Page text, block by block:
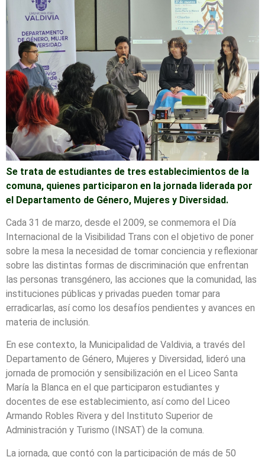
Se trata de estudiantes de tres establecimientos de la
comuna, quienes participaron en la jornada liderada por
el Departamento de Género, Mujeres y Diversidad.
Cada 31 de marzo, desde el 2009, se conmemora el Día
Internacional de la Visibilidad Trans con el objetivo de poner
sobre la mesa la necesidad de tomar conciencia y reflexionar
sobre las distintas formas de discriminación que enfrentan
las personas transgénero, las acciones que la comunidad, las
instituciones públicas y privadas pueden tomar para
erradicarlas, así como los desafíos pendientes y avances en
materia de inclusión.
En ese contexto, la Municipalidad de Valdivia, a través del
Departamento de Género, Mujeres y Diversidad, lideró una
jornada de promoción y sensibilización en el Liceo Santa
María la Blanca en el que participaron estudiantes y
docentes de ese establecimiento, así como del Liceo
Armando Robles Rivera y del Instituto Superior de
Administración y Turismo (INSAT) de la comuna.
La jornada, que contó con la participación de más de 50